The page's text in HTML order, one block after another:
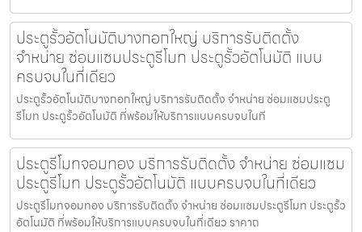
ประตูรั้วอัตโนมัติบางกอกใหญ่ บริการรับติดตั้ง
จำหน่าย ซ่อมแซมประตูรีโมท ประตูรั้วอัตโนมัติ แบบ
ครบจบในที่เดียว
ประตูรั้วอัตโนมัติบางกอกใหญ่ บริการรับติดตั้ง จำหน่าย ซ่อมแซมประตู
รีโมท ประตูรั้วอัตโนมัติ ที่พร้อมให้บริการแบบครบจบในที
ประตูรีโมทจอมทอง บริการรับติดตั้ง จำหน่าย ซ่อมแซม
ประตูรีโมท ประตูรั้วอัตโนมัติ แบบครบจบในที่เดียว
ประตูรีโมทจอมทอง บริการรับติดตั้ง จำหน่าย ซ่อมแซมประตูรีโมท ประตูรั้ว
อัตโนมัติ ที่พร้อมให้บริการแบบครบจบในที่เดียว ราคาถ